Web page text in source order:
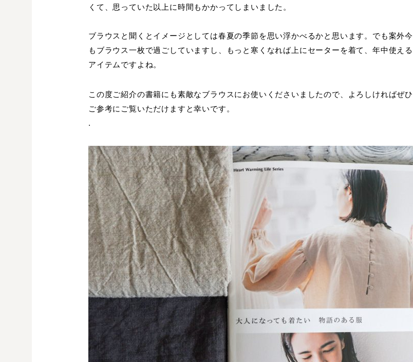
くて、思っていた以上に時間もかかってしまいました。
ブラウスと聞くとイメージとしては春夏の季節を思い浮かべるかと思います。でも案外今
もブラウス一枚で過ごしていますし、もっと寒くなれば上にセーターを着て、年中使える
アイテムですよね。
この度ご紹介の書籍にも素敵なブラウスにお使いくださいましたので、よろしければぜひ
ご参考にご覧いただけますと幸いです。
.